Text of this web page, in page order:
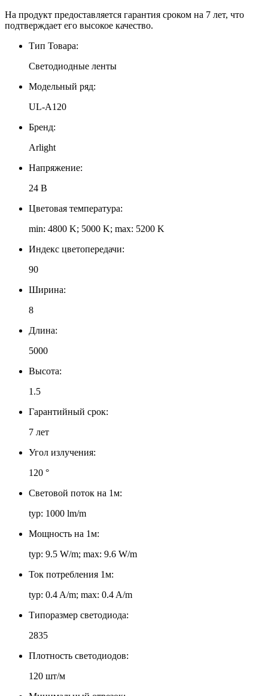
На продукт предоставляется гарантия сроком на 7 лет, что
подтверждает его высокое качество.
Тип Товара:
Светодиодные ленты
Модельный ряд:
UL-A120
Бренд:
Arlight
Напряжение:
24 В
Цветовая температура:
min: 4800 K; 5000 K; max: 5200 K
Индекс цветопередачи:
90
Ширина:
8
Длина:
5000
Высота:
1.5
Гарантийный срок:
7 лет
Угол излучения:
120 °
Световой поток на 1м:
typ: 1000 lm/m
Мощность на 1м:
typ: 9.5 W/m; max: 9.6 W/m
Ток потребления 1м:
typ: 0.4 A/m; max: 0.4 A/m
Типоразмер светодиода:
2835
Плотность светодиодов:
120 шт/м